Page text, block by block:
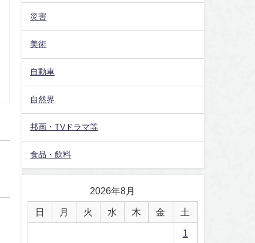
災害
美術
自動車
自然界
邦画・TVドラマ等
食品・飲料
2026年8月
日 月 火 水 木 金 土
1